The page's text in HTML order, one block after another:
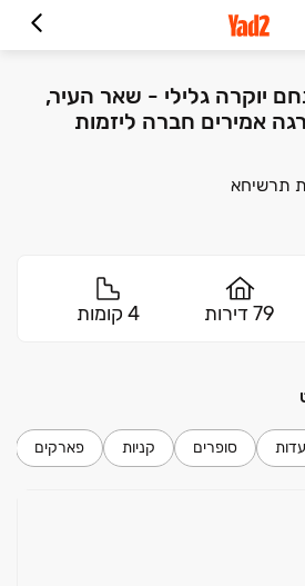
יוקרה גלילי - שאר העיר,
אמירים חברה ליזמות
79 דירות 4 קומות
סופרים קניות פארקים